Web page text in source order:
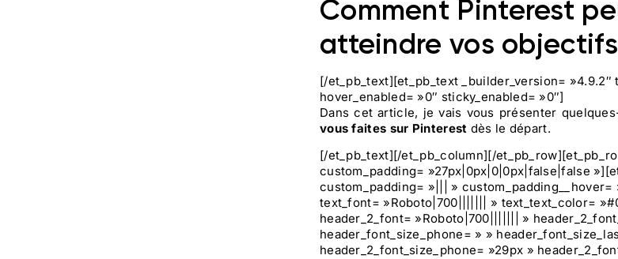
Comment Pinterest
atteindre vos
[/et_pb_text][et_pb_text _builder_version=
hover_enabled= »0″ sticky_enabled= »0″]
Dans cet article, je vais vous présenter
vous faites sur Pinterest dès le départ.
[/et_pb_text][/et_pb_column][/
custom_padding= »27px|0px|0|0px|false|false
custom_padding= »||| »
text_font= »Roboto|700||||||| » text_text_color=
header_2_font= »Roboto|700||||||| »
header_font_size_phone= » »
header_2_font_size_phone= »29px »